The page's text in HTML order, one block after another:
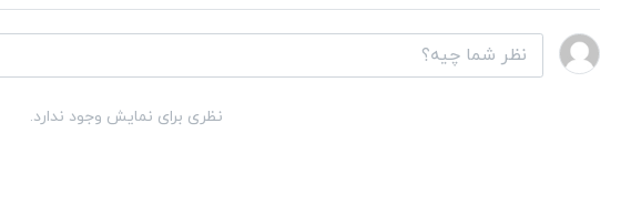
نظری برای نمایش وجود ندارد.